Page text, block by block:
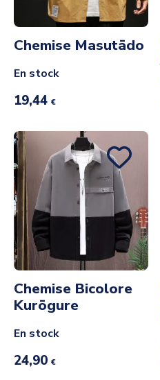
Chemise Masutādo
En stock
19,44 €
Chemise Bicolore
Kurōgure
En stock
24,90 €